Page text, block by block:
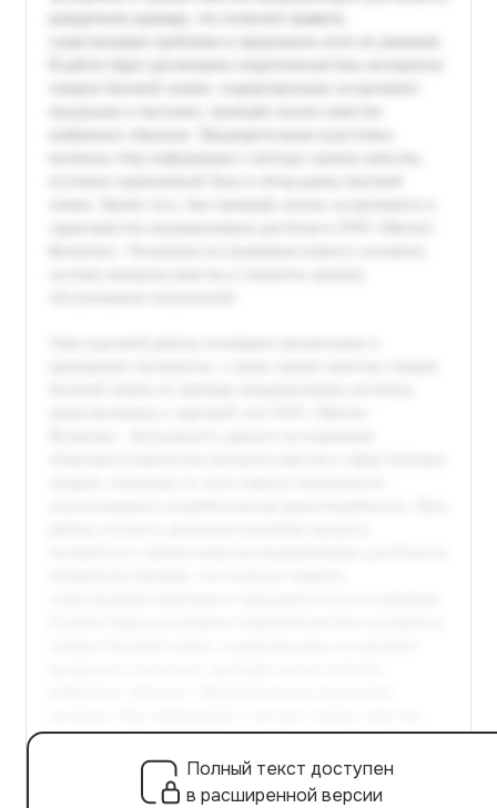
Полный текст доступен
в расширенной версии